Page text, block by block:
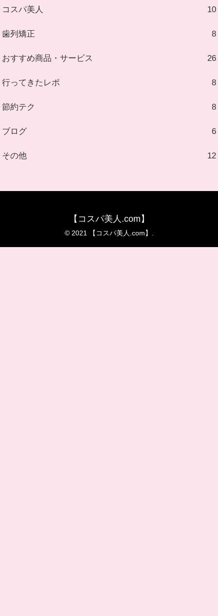
コスパ美人 10
歯列矯正 8
おすすめ商品・サービス 26
行ってきたレポ 8
節約テク 8
ブログ 6
その他 12
【コスパ美人.com】
© 2021 【コスパ美人.com】.